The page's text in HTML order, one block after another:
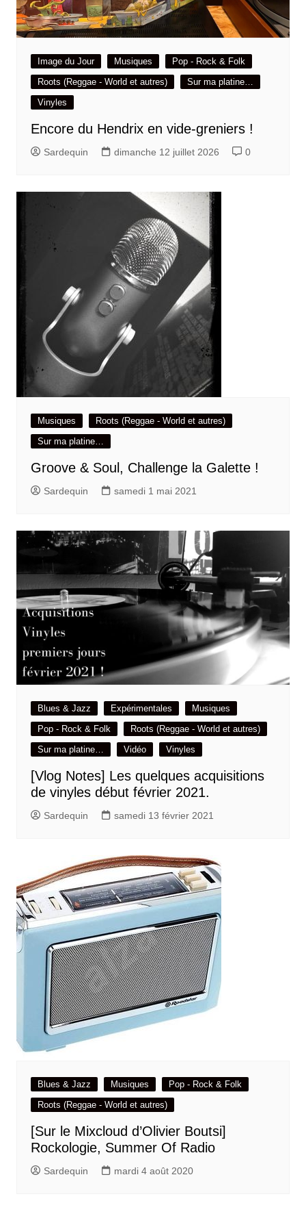
Image du Jour Musiques
Pop - Rock & Folk
Roots (Reggae - World et autres)
Sur ma platine…
Vinyles
Encore du Hendrix en vide-greniers !
Sardequin dimanche 12 juillet 2026 0
Musiques
Roots (Reggae - World et autres)
Sur ma platine…
Groove & Soul, Challenge la Galette !
Sardequin samedi 1 mai 2021
Blues & Jazz Expérimentales
Musiques
Pop - Rock & Folk
Roots (Reggae - World et autres)
Sur ma platine…
Vidéo Vinyles
[Vlog Notes] Les quelques acquisitions
de vinyles début février 2021.
Sardequin samedi 13 février 2021
Blues & Jazz Musiques
Pop - Rock & Folk
Roots (Reggae - World et autres)
[Sur le Mixcloud d’Olivier Boutsi]
Rockologie, Summer Of Radio
Sardequin mardi 4 août 2020